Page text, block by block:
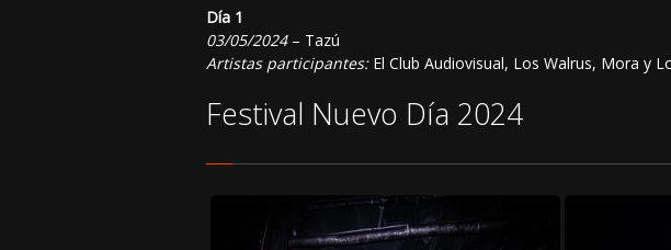
Día 1
03/05/2024– Tazú
Artistas participantes:El Club Audiovisual, Los Walrus, Mora y
Festival Nuevo Día 2024